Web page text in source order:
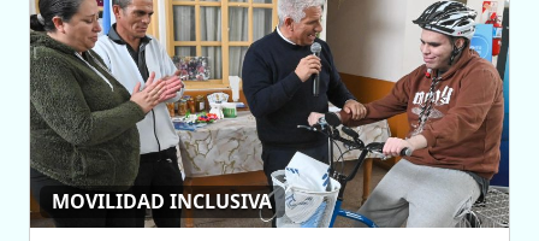
MOVILIDAD INCLUSIVA